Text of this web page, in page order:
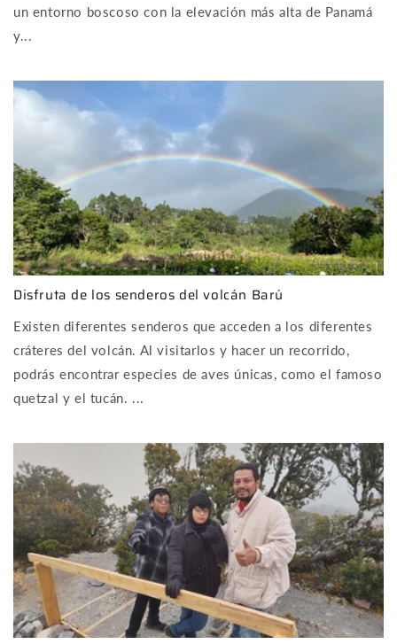
un entorno boscoso con la elevación más alta de Panamá
y...
Disfruta de los senderos del volcán Barú
Existen diferentes senderos que acceden a los diferentes
cráteres del volcán. Al visitarlos y hacer un recorrido,
podrás encontrar especies de aves únicas, como el famoso
quetzal y el tucán. ...